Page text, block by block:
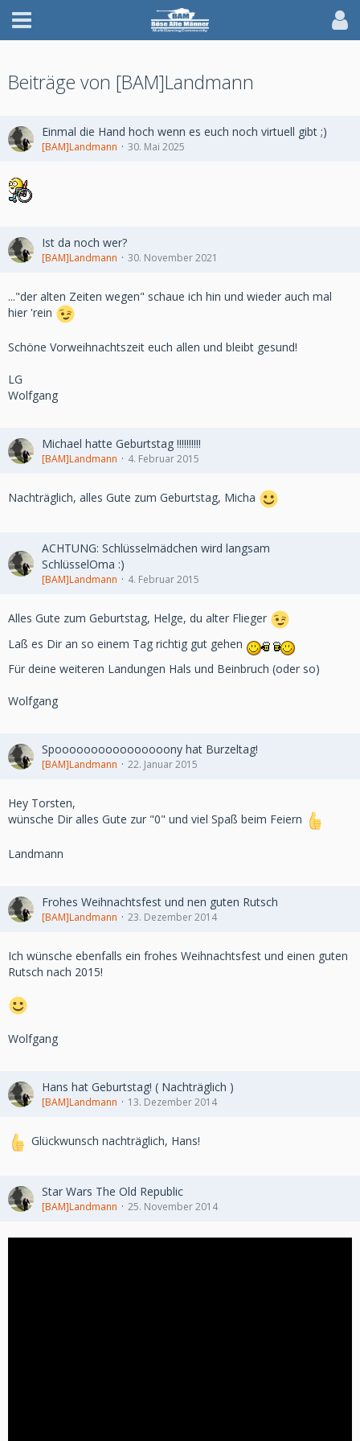
Beiträge von [BAM]Landmann
Einmal die Hand hoch wenn es euch noch virtuell gibt ;)
[BAM]Landmann 30. Mai 2025
Ist da noch wer?
[BAM]Landmann 30. November 2021
..."der alten Zeiten wegen" schaue ich hin und wieder auch mal
hier 'rein
Schöne Vorweihnachtszeit euch allen und bleibt gesund!
LG
Wolfgang
Michael hatte Geburtstag !!!!!!!!!!
[BAM]Landmann 4. Februar 2015
Nachträglich, alles Gute zum Geburtstag, Micha
ACHTUNG: Schlüsselmädchen wird langsam
SchlüsselOma :)
[BAM]Landmann 4. Februar 2015
Alles Gute zum Geburtstag, Helge, du alter Flieger
Laß es Dir an so einem Tag richtig gut gehen
Für deine weiteren Landungen Hals und Beinbruch (oder so)
Wolfgang
Spoooooooooooooooony hat Burzeltag!
[BAM]Landmann 22. Januar 2015
Hey Torsten,
wünsche Dir alles Gute zur "0" und viel Spaß beim Feiern
Landmann
Frohes Weihnachtsfest und nen guten Rutsch
[BAM]Landmann 23. Dezember 2014
Ich wünsche ebenfalls ein frohes Weihnachtsfest und einen guten
Rutsch nach 2015!
Wolfgang
Hans hat Geburtstag! ( Nachträglich )
[BAM]Landmann 13. Dezember 2014
Glückwunsch nachträglich, Hans!
Star Wars The Old Republic
[BAM]Landmann 25. November 2014